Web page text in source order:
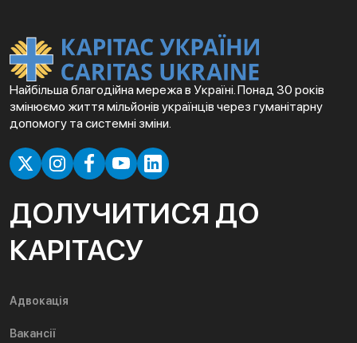
Найбільша благодійна мережа в Україні. Понад 30 років
змінюємо життя мільйонів українців через гуманітарну
допомогу та системні зміни.
ДОЛУЧИТИСЯ ДО
КАРІТАСУ
Адвокація
Вакансії